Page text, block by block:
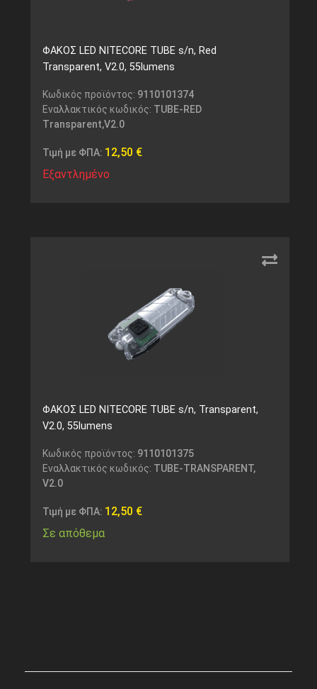
ΦΑΚΟΣ LED NITECORE TUBE s/n, Red
Transparent, V2.0, 55lumens
Κωδικός προϊόντος: 9110101374
Εναλλακτικός κωδικός: TUBE-RED
Transparent,V2.0
Τιμή με ΦΠΑ: 12,50 €
Εξαντλημένο
ΦΑΚΟΣ LED NITECORE TUBE s/n, Transparent,
V2.0, 55lumens
Κωδικός προϊόντος: 9110101375
Εναλλακτικός κωδικός: TUBE-TRANSPARENT,
V2.0
Τιμή με ΦΠΑ: 12,50 €
Σε απόθεμα